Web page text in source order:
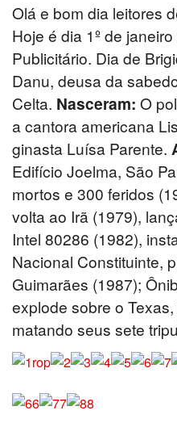
Olá e bom dia leitores
Hoje é dia 1º de
Publicitário. Dia de
Danu, deusa da
Celta. Nasceram: O
a cantora americana
ginasta Luísa Parente.
Edifício Joelma, São
mortos e 300 feridos
volta ao Irã (1979),
Intel 80286 (1982),
Nacional Constituinte,
Guimarães (1987);
explode sobre o
matando seus sete